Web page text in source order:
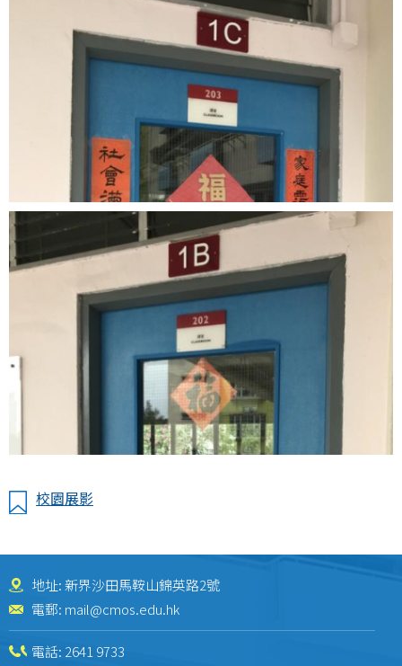
校園展影
地址: 新界沙田馬鞍山錦英路2號
電郵: mail@cmos.edu.hk
電話: 2641 9733